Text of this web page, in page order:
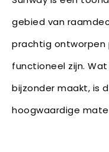
gebied van
prachtig ontworpen
functioneel zijn.
bijzonder maakt, is
hoogwaardige